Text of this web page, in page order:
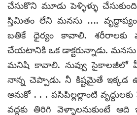
చేసుకొని మూడు పెళ్ళిళ్ళు
స్తిమితం లేని మనసు ….
బతికే ధైర్యం కావాలి. శరీరాలకు
చేయటానికి ఒక డాక్టరున్నాడు. మనసు
మనిషి కావాలి. నువ్వు సైకాలజీలో
నాన్న చెప్పాడు. నీ కిష్టమైతే ఇక్కడ
అనుకో . . . పసిపిల్లల్లాంటి
వద్దకు తిరిగి వెళ్ళాలనుకుంటే